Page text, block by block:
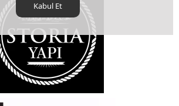
Kabul Et